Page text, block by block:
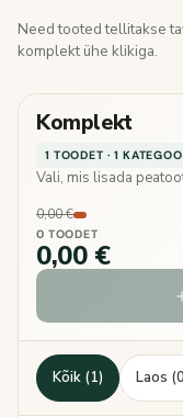
Need tooted tellitakse
komplekt ühe klikiga.
Komplekt
1 TOODET · 1
Vali, mis lisada
0,00 €
0 TOODET
0,00 €
Kõik (1) Laos